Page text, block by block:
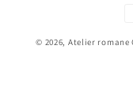
© 2026, Atelier romane